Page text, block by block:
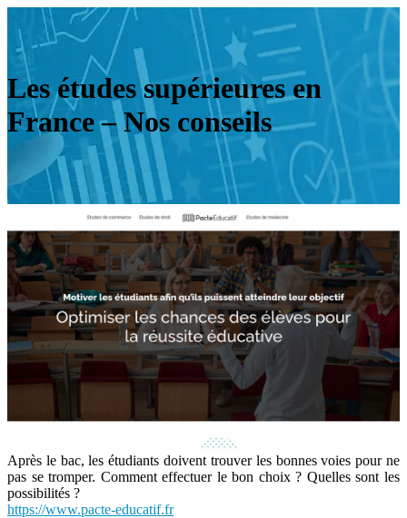
Les études supérieures en
France – Nos conseils
Après le bac, les étudiants doivent trouver les bonnes voies pour ne
pas se tromper. Comment effectuer le bon choix ? Quelles sont les
possibilités ?
https://www.pacte-educatif.fr